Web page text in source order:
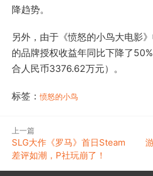
降趋势。
另外，由于《愤怒的小鸟大电影
的品牌授权收益年同比下降了
合人民币3376.62万元）。
标签：愤怒的小鸟
上一篇
SLG大作《罗马》首日Steam
差评如潮，P社玩崩了！